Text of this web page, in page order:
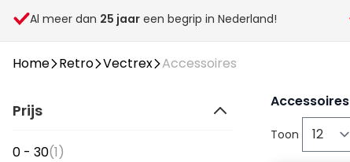
Spellen & Speelgoed Overige
Al meer dan 25 jaar een begrip in Nederland!
Home Retro Vectrex Accessoires
Prijs
0 - 30(1)
Accessoires
Toon